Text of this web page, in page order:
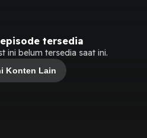
tersedia
ini belum tersedia saat ini.
Konten Lain